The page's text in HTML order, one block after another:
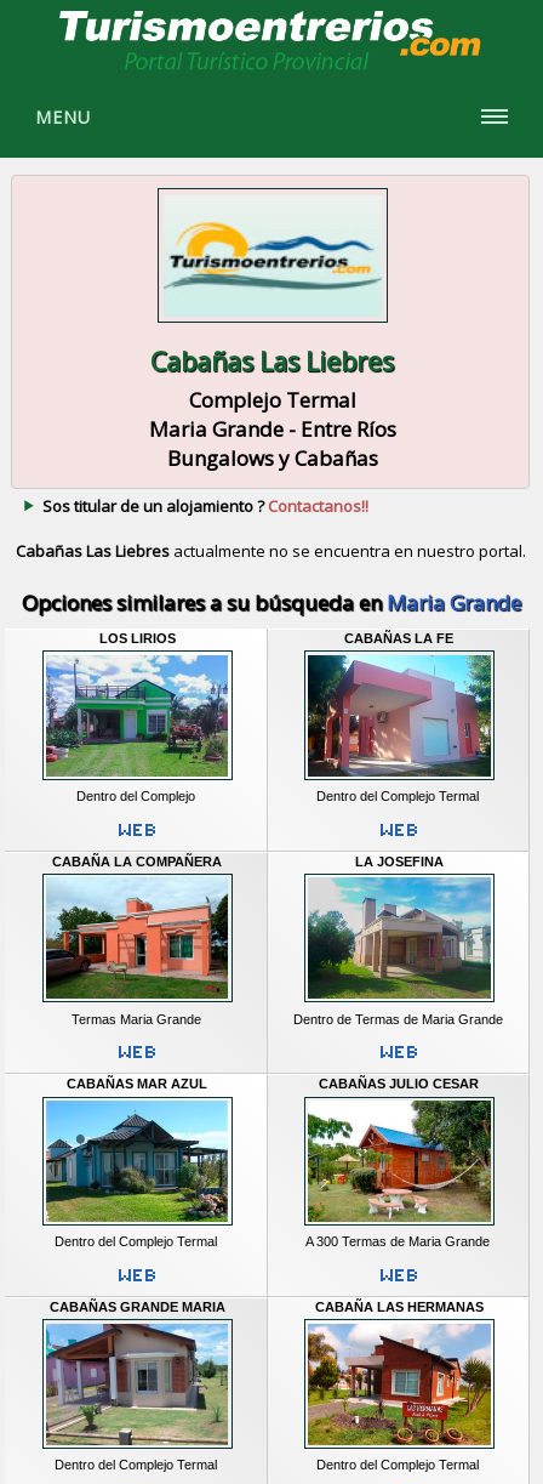
MENU
Cabañas Las Liebres
Complejo Termal
Maria Grande - Entre Ríos
Bungalows y Cabañas
Sos titular de un alojamiento ?Contactanos!!
Cabañas Las Liebres actualmente no se encuentra en nuestro portal.
Opciones similares a su búsqueda enMaria Grande
LOS LIRIOS
Dentro del Complejo
CABAÑAS LA FE
Dentro del Complejo Termal
CABAÑA LA COMPAÑERA
Termas Maria Grande
LA JOSEFINA
Dentro de Termas de Maria Grande
CABAÑAS MAR AZUL
Dentro del Complejo Termal
CABAÑAS JULIO CESAR
A 300 Termas de Maria Grande
CABAÑAS GRANDE MARIA
Dentro del Complejo Termal
CABAÑA LAS HERMANAS
Dentro del Complejo Termal